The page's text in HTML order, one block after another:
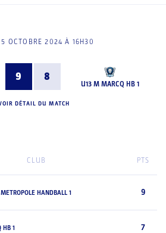
OCTOBRE 2024 À 16H30
9 8
U13 M MARCQ HB 1
DÉTAIL DU MATCH
CLUB PTS
HANDBALL 1 9
HB 1 7